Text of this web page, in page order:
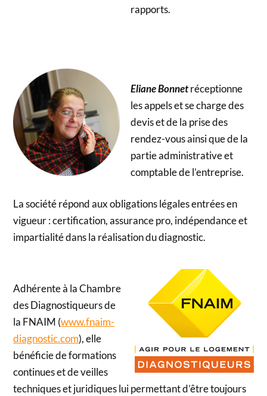
rapports.
Eliane Bonnetréceptionne
les appels et se charge des
devis et de la prise des
rendez-vous ainsi que de la
partie administrative et
comptable de l’entreprise.
La société répond aux obligations légales entrées en
vigueur : certification, assurance pro, indépendance et
impartialité dans la réalisation du diagnostic.
Adhérente à la Chambre
des Diagnostiqueurs de
la FNAIM (www.fnaim-
diagnostic.com), elle
bénéficie de formations
continues et de veilles
techniques et juridiques lui permettant d’être toujours